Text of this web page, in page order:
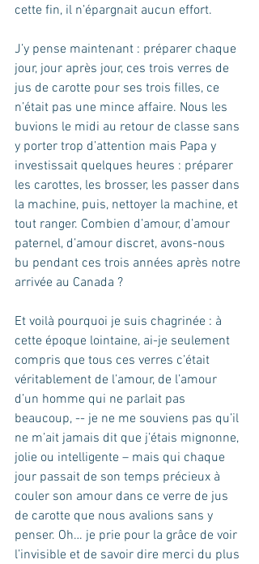
cette fin, il n’épargnait aucun effort.
J’y pense maintenant : préparer chaque
jour, jour après jour, ces trois verres de
jus de carotte pour ses trois filles, ce
n’était pas une mince affaire. Nous les
buvions le midi au retour de classe sans
y porter trop d’attention mais Papa y
investissait quelques heures : préparer
les carottes, les brosser, les passer dans
la machine, puis, nettoyer la machine, et
tout ranger. Combien d’amour, d’amour
paternel, d’amour discret, avons-nous
bu pendant ces trois années après notre
arrivée au Canada ?
Et voilà pourquoi je suis chagrinée : à
cette époque lointaine, ai-je seulement
compris que tous ces verres c’était
véritablement de l’amour, de l’amour
d’un homme qui ne parlait pas
beaucoup, -- je ne me souviens pas qu’il
ne m’ait jamais dit que j’étais mignonne,
jolie ou intelligente – mais qui chaque
jour passait de son temps précieux à
couler son amour dans ce verre de jus
de carotte que nous avalions sans y
penser. Oh… je prie pour la grâce de voir
l’invisible et de savoir dire merci du plus